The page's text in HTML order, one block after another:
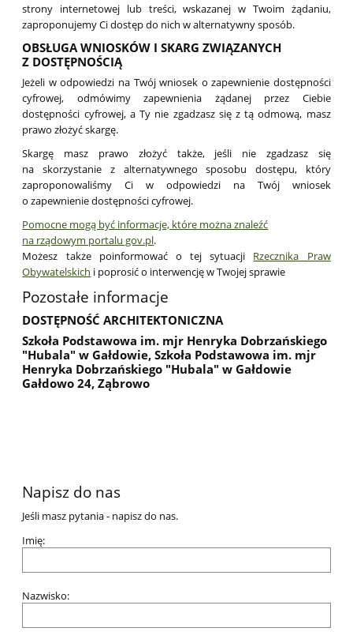
strony internetowej lub treści, wskazanej w Twoim żądaniu,
zaproponujemy Ci dostęp do nich w alternatywny sposób.
OBSŁUGA WNIOSKÓW I SKARG ZWIĄZANYCH
Z DOSTĘPNOŚCIĄ
Jeżeli w odpowiedzi na Twój wniosek o zapewnienie dostępności
cyfrowej, odmówimy zapewnienia żądanej przez Ciebie
dostępności cyfrowej, a Ty nie zgadzasz się z tą odmową, masz
prawo złożyć skargę.
Skargę masz prawo złożyć także, jeśli nie zgadzasz się
na skorzystanie z alternatywnego sposobu dostępu, który
zaproponowaliśmy Ci w odpowiedzi na Twój wniosek
o zapewnienie dostępności cyfrowej.
Pomocne mogą być informacje, które można znaleźć
na rządowym portalu gov.pl.
Możesz także poinformować o tej sytuacji Rzecznika Praw
Obywatelskich i poprosić o interwencję w Twojej sprawie
Pozostałe informacje
DOSTĘPNOŚĆ ARCHITEKTONICZNA
Szkoła Podstawowa im. mjr Henryka Dobrzańskiego
"Hubala" w Gałdowie, Szkoła Podstawowa im. mjr
Henryka Dobrzańskiego "Hubala" w Gałdowie
Gałdowo 24, Ząbrowo
Napisz do nas
Jeśli masz pytania - napisz do nas.
Imię:
Nazwisko: